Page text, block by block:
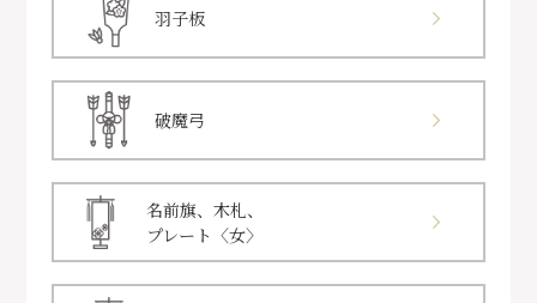
羽子板
破魔弓
名前旗、木札、
プレート〈女〉